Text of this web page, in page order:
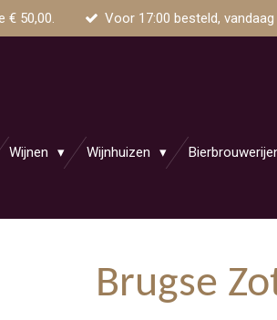
€ 50,00. Voor 17:00 besteld,
Wijnen Wijnhuizen
Brugse